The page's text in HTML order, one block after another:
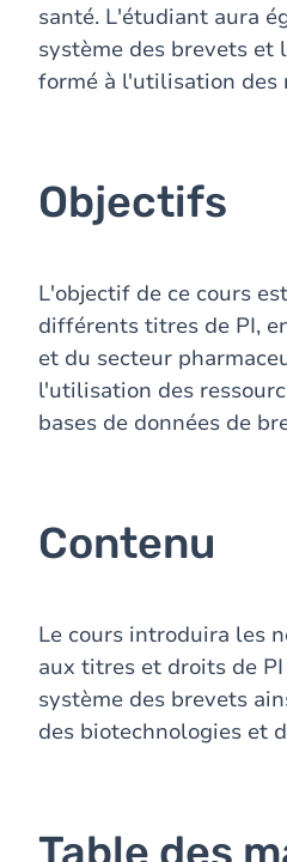
santé. L'étudiant aura
système des brevets et
formé à l'utilisation des
Objectifs
L'objectif de ce cours
différents titres de PI,
et du secteur
l'utilisation des
bases de données de
Contenu
Le cours introduira les
aux titres et droits de
système des brevets
des biotechnologies et